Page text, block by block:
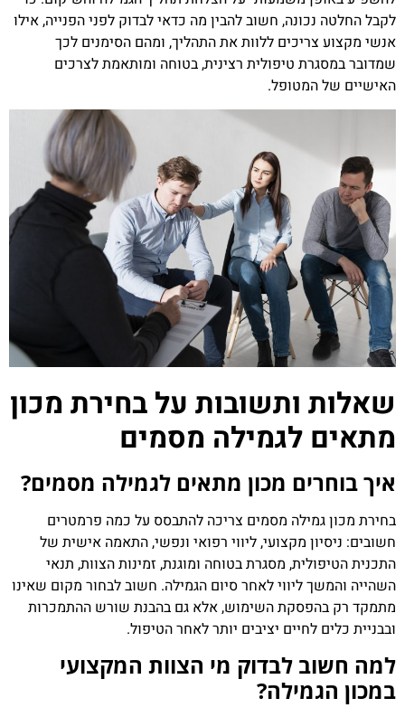
לקבל החלטה נכונה, חשוב להבין מה כדאי לבדוק לפני הפנייה, אילו
אנשי מקצוע צריכים ללוות את התהליך, ומהם הסימנים לכך
שמדובר במסגרת טיפולית רצינית, בטוחה ומותאמת לצרכים
האישיים של המטופל.
שאלות ותשובות על בחירת מכון
מתאים לגמילה מסמים
איך בוחרים מכון מתאים לגמילה מסמים?
בחירת מכון גמילה מסמים צריכה להתבסס על כמה פרמטרים
חשובים: ניסיון מקצועי, ליווי רפואי ונפשי, התאמה אישית של
התכנית הטיפולית, מסגרת בטוחה ומוגנת, זמינות הצוות, תנאי
השהייה והמשך ליווי לאחר סיום הגמילה. חשוב לבחור מקום שאינו
מתמקד רק בהפסקת השימוש, אלא גם בהבנת שורש ההתמכרות
ובבניית כלים לחיים יציבים יותר לאחר הטיפול.
למה חשוב לבדוק מי הצוות המקצועי
במכון הגמילה?